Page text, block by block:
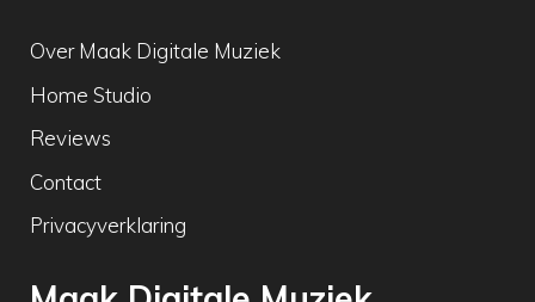
Over Maak Digitale Muziek
Home Studio
Reviews
Contact
Privacyverklaring